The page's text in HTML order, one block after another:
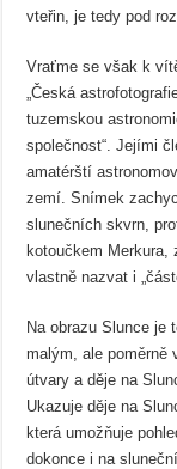
vteřin, je tedy pod
Vraťme se však k
„Česká
tuzemskou
společnost“. Jejími
amatérští
zemí. Snímek
slunečních skvrn,
kotoučkem Merkura,
vlastně nazvat i
Na obrazu Slunce je
malým, ale poměrně
útvary a děje na
Ukazuje děje na
která umožňuje
dokonce i na